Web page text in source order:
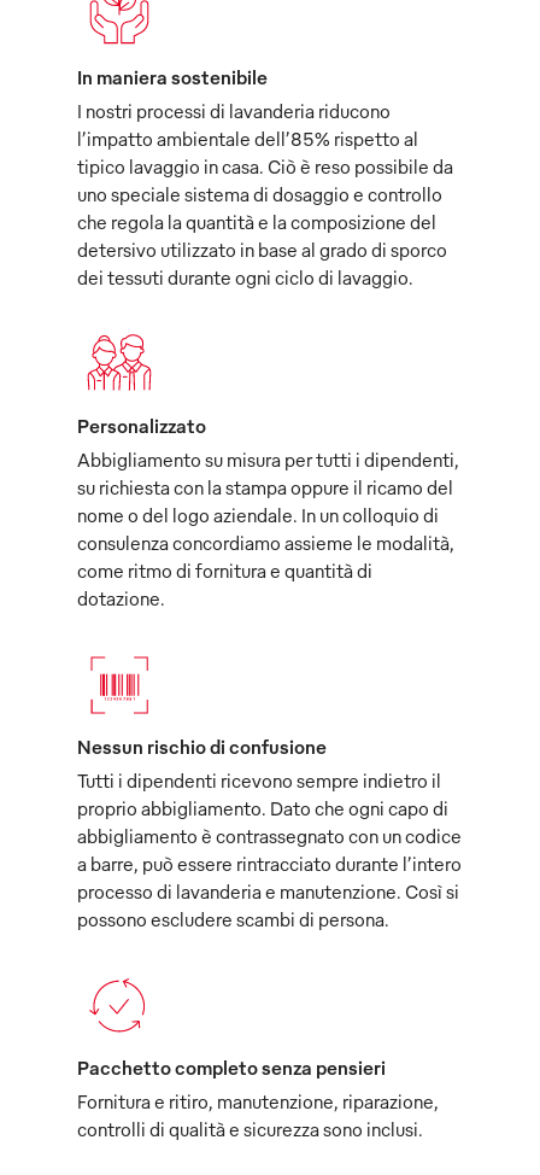
In maniera sostenibile
I nostri processi di lavanderia riducono
l’impatto ambientale dell’85% rispetto al
tipico lavaggio in casa. Ciò è reso possibile da
uno speciale sistema di dosaggio e controllo
che regola la quantità e la composizione del
detersivo utilizzato in base al grado di sporco
dei tessuti durante ogni ciclo di lavaggio.
Personalizzato
Abbigliamento su misura per tutti i dipendenti,
su richiesta con la stampa oppure il ricamo del
nome o del logo aziendale. In un colloquio di
consulenza concordiamo assieme le modalità,
come ritmo di fornitura e quantità di
dotazione.
Nessun rischio di confusione
Tutti i dipendenti ricevono sempre indietro il
proprio abbigliamento. Dato che ogni capo di
abbigliamento è contrassegnato con un codice
a barre, può essere rintracciato durante l’intero
processo di lavanderia e manutenzione. Così si
possono escludere scambi di persona.
Pacchetto completo senza pensieri
Fornitura e ritiro, manutenzione, riparazione,
controlli di qualità e sicurezza sono inclusi.